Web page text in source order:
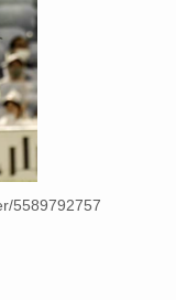
5589792757